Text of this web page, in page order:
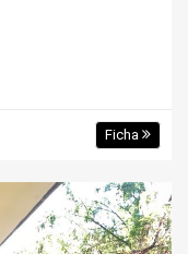
Ficha